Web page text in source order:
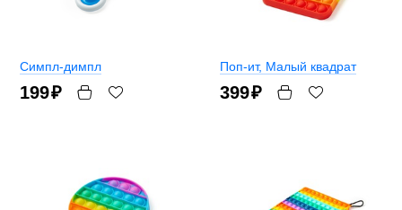
Симпл-димпл
199₽
Поп-ит, Малый квадрат
399₽